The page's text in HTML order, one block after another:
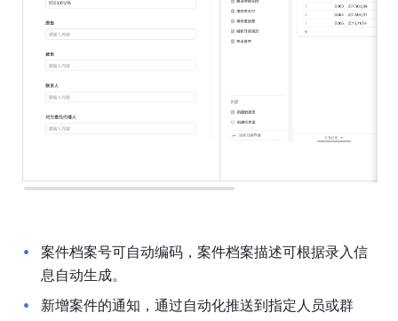
案件档案号可自动编码，案件档案描述可根据录入信
息自动生成。
新增案件的通知，通过自动化推送到指定人员或群